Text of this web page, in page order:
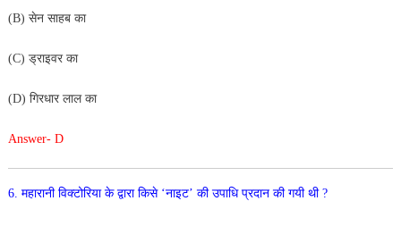
(B) सेन साहब का
(C) ड्राइवर का
(D) गिरधार लाल का
Answer- D
6. महारानी विक्टोरिया के द्वारा किसे ‘नाइट’ की उपाधि प्रदान की गयी थी ?